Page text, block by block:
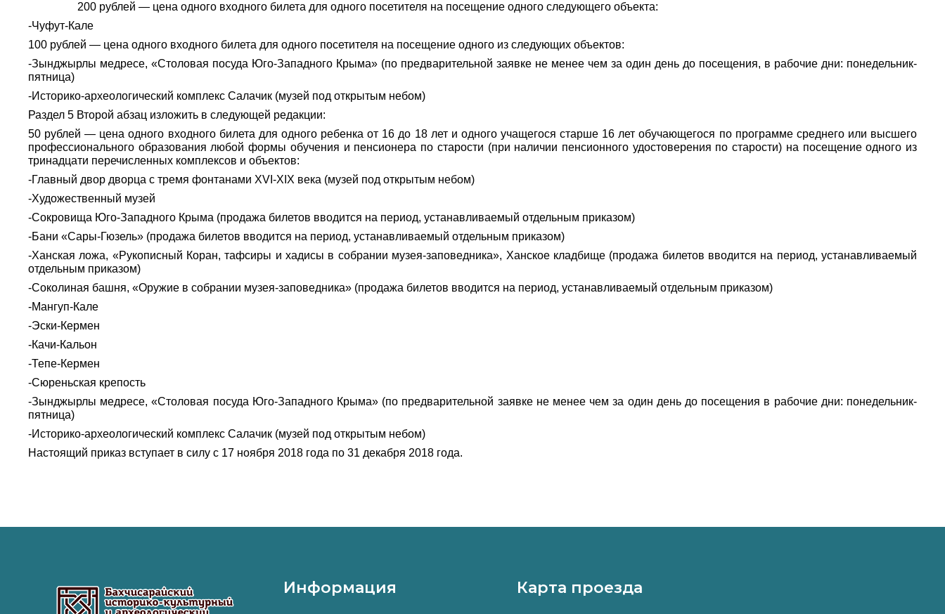
200 рублей — цена одного входного билета для одного посетителя на посещение одного следующего объекта:
-Чуфут-Кале
100 рублей — цена одного входного билета для одного посетителя на посещение одного из следующих объектов:
-Зынджырлы медресе, «Столовая посуда Юго-Западного Крыма» (по предварительной заявке не менее чем за один день до посещения, в рабочие дни: понедельник-
пятница)
-Историко-археологический комплекс Салачик (музей под открытым небом)
Раздел 5 Второй абзац изложить в следующей редакции:
50 рублей — цена одного входного билета для одного ребенка от 16 до 18 лет и одного учащегося старше 16 лет обучающегося по программе среднего или высшего
профессионального образования любой формы обучения и пенсионера по старости (при наличии пенсионного удостоверения по старости) на посещение одного из
тринадцати перечисленных комплексов и объектов:
-Главный двор дворца с тремя фонтанами XVI-XIX века (музей под открытым небом)
-Художественный музей
-Сокровища Юго-Западного Крыма (продажа билетов вводится на период, устанавливаемый отдельным приказом)
-Бани «Сары-Гюзель» (продажа билетов вводится на период, устанавливаемый отдельным приказом)
-Ханская ложа, «Рукописный Коран, тафсиры и хадисы в собрании музея-заповедника», Ханское кладбище (продажа билетов вводится на период, устанавливаемый
отдельным приказом)
-Соколиная башня, «Оружие в собрании музея-заповедника» (продажа билетов вводится на период, устанавливаемый отдельным приказом)
-Мангуп-Кале
-Эски-Кермен
-Качи-Кальон
-Тепе-Кермен
-Сюреньская крепость
-Зынджырлы медресе, «Столовая посуда Юго-Западного Крыма» (по предварительной заявке не менее чем за один день до посещения в рабочие дни: понедельник-
пятница)
-Историко-археологический комплекс Салачик (музей под открытым небом)
Настоящий приказ вступает в силу с 17 ноября 2018 года по 31 декабря 2018 года.
Информация Карта проезда